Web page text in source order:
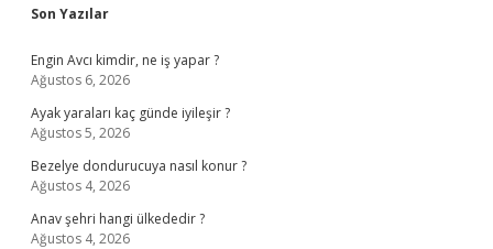
Sidebar
Son Yazılar
Engin Avcı kimdir, ne iş yapar ?
Ağustos 6, 2026
Ayak yaraları kaç günde iyileşir ?
Ağustos 5, 2026
Bezelye dondurucuya nasıl konur ?
Ağustos 4, 2026
Anav şehri hangi ülkededir ?
Ağustos 4, 2026